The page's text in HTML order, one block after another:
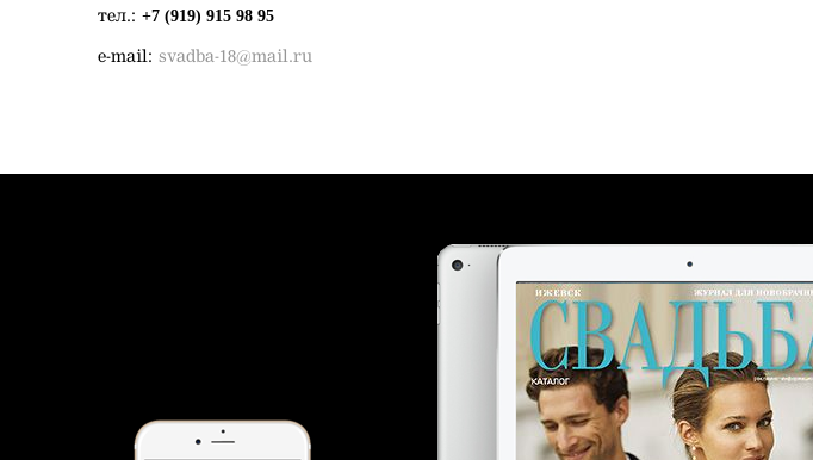
тел.: +7 (919) 915 98 95
e-mail: svadba-18@mail.ru